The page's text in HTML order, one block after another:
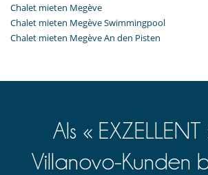
Chalet mieten Megève
Chalet mieten Megève Swimmingpool
Chalet mieten Megève An den Pisten
Als «
Villanovo-Kunden